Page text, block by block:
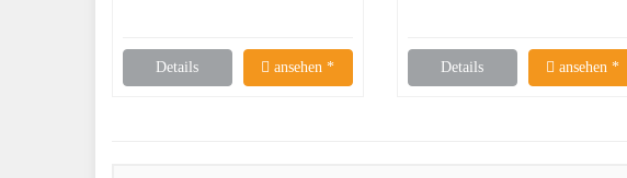
Details ansehen * Details ansehen *